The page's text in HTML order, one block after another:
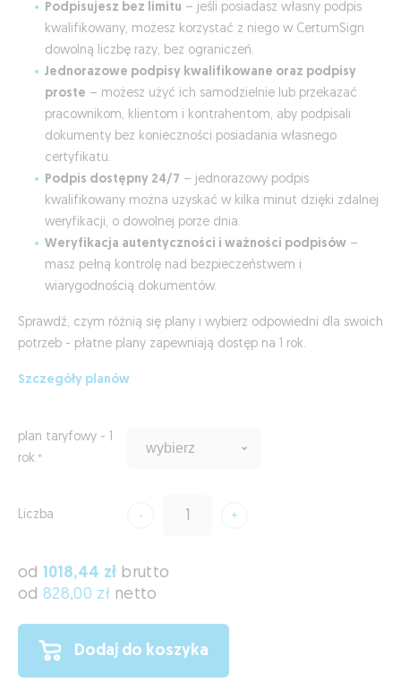
Podpisujesz bez limitu – jeśli posiadasz własny podpis
kwalifikowany, możesz korzystać z niego w CertumSign
dowolną liczbę razy, bez ograniczeń.
Jednorazowe podpisy kwalifikowane oraz podpisy
proste – możesz użyć ich samodzielnie lub przekazać
pracownikom, klientom i kontrahentom, aby podpisali
dokumenty bez konieczności posiadania własnego
certyfikatu.
Podpis dostępny 24/7 – jednorazowy podpis
kwalifikowany można uzyskać w kilka minut dzięki zdalnej
weryfikacji, o dowolnej porze dnia.
Weryfikacja autentyczności i ważności podpisów –
masz pełną kontrolę nad bezpieczeństwem i
wiarygodnością dokumentów.
Sprawdź, czym różnią się plany i wybierz odpowiedni dla swoich
potrzeb - płatne plany zapewniają dostęp na 1 rok.
Szczegóły planów
od 1018,44 zł brutto
od 828,00 złnetto
Dodaj do koszyka
Liczba
plan taryfowy - 1
rok